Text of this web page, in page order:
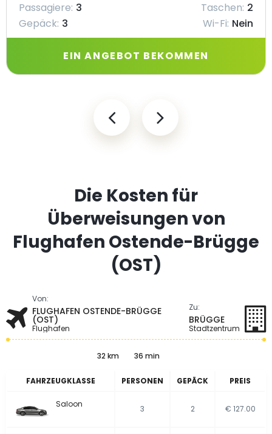
Passagiere: 3 Taschen: 2
Gepäck: 3 Wi-Fi: Nein
EIN ANGEBOT BEKOMMEN
Die Kosten für
Überweisungen von
Flughafen Ostende-Brügge
(OST)
Von:
FLUGHAFEN OSTENDE-BRÜGGE
(OST)
Flughafen
Zu:
BRÜGGE
Stadtzentrum
32 km 36 min
FAHRZEUGKLASSE PERSONEN GEPÄCK PREIS
Saloon 3 2 € 127.00